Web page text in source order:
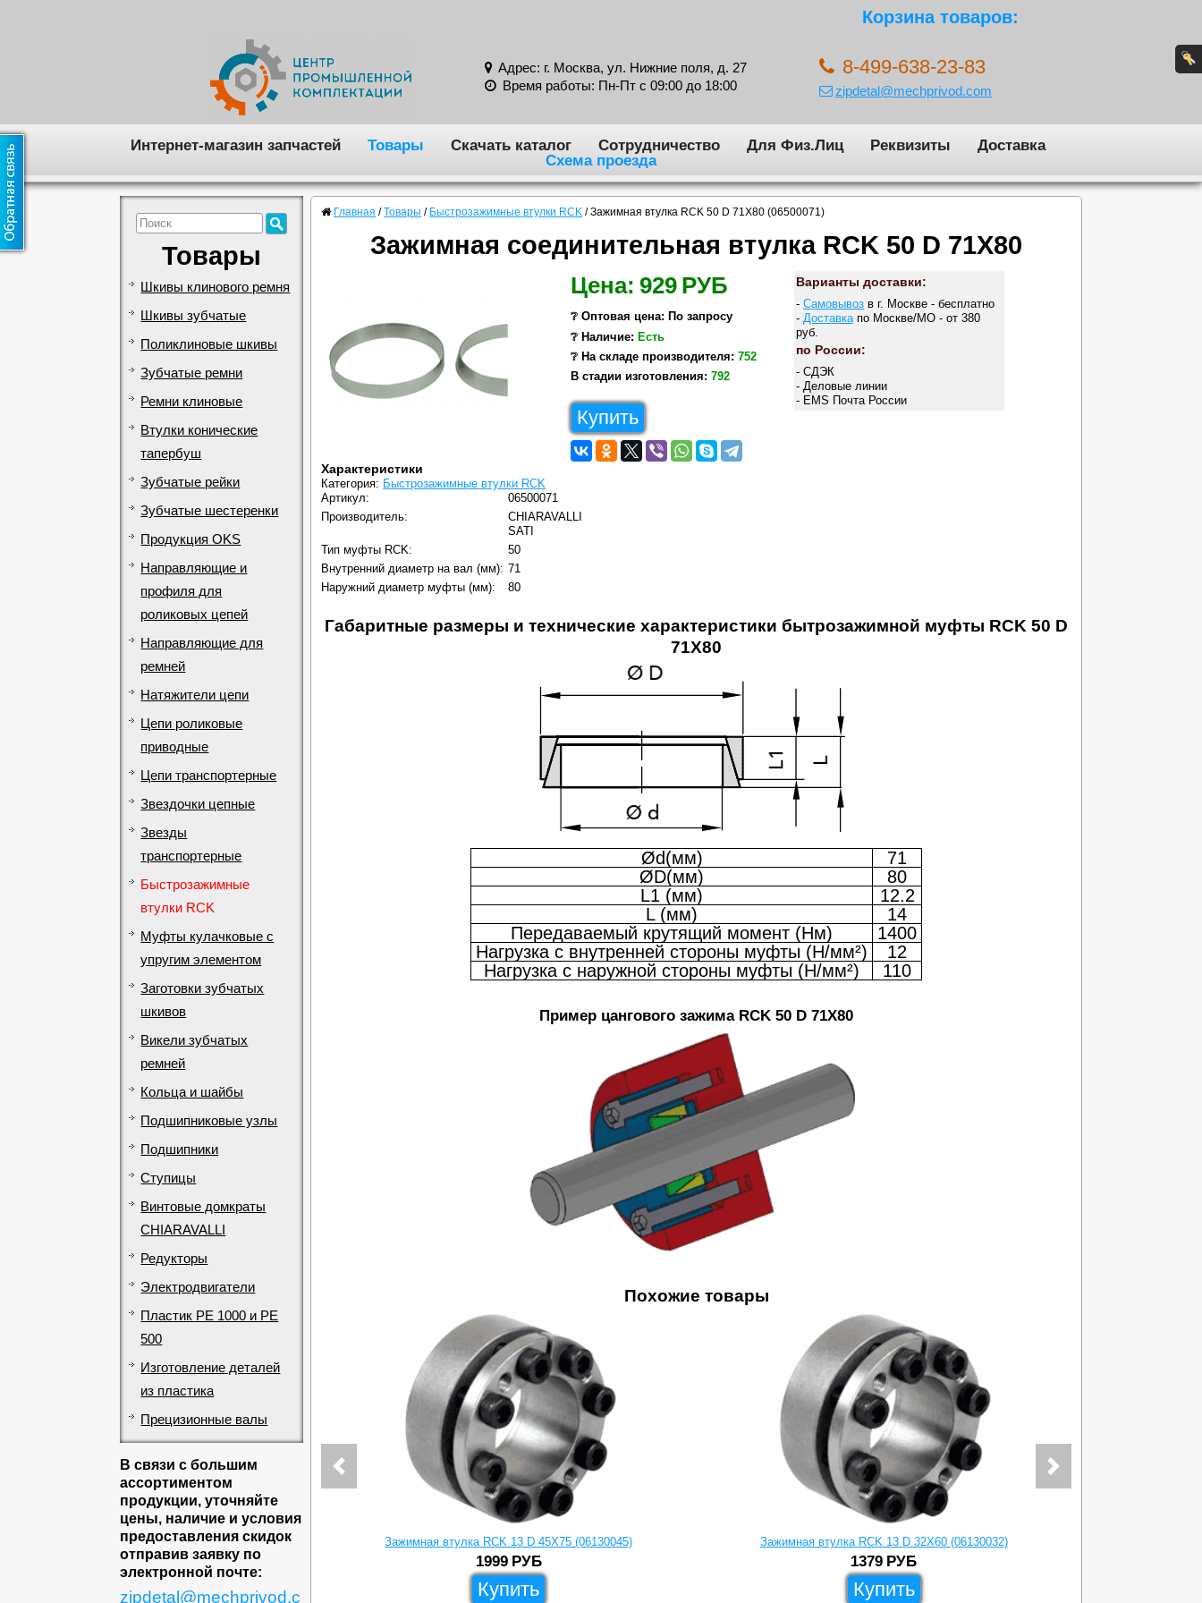
Корзина товаров:
Адрес: г. Москва, ул. Нижние поля, д. 27
Время работы: Пн-Пт с 09:00 до 18:00
8-499-638-23-83
zipdetal@mechprivod.com
Интернет-магазин запчастей Товары Скачать каталог Сотрудничество Для Физ.Лиц Реквизиты
Доставка
Схема проезда
Товары
Шкивы клинового ремня
Шкивы зубчатые
Поликлиновые шкивы
Зубчатые ремни
Ремни клиновые
Втулки конические
тапербуш
Зубчатые рейки
Зубчатые шестеренки
Продукция OKS
Направляющие и
профиля для
роликовых цепей
Направляющие для
ремней
Натяжители цепи
Цепи роликовые
приводные
Цепи транспортерные
Звездочки цепные
Звезды
транспортерные
Быстрозажимные
втулки RCK
Муфты кулачковые с
упругим элементом
Заготовки зубчатых
шкивов
Викели зубчатых
ремней
Кольца и шайбы
Подшипниковые узлы
Подшипники
Ступицы
Винтовые домкраты
CHIARAVALLI
Редукторы
Электродвигатели
Пластик PE 1000 и PE
500
Изготовление деталей
из пластика
Прецизионные валы
В связи с большим
ассортиментом
продукции, уточняйте
цены, наличие и условия
предоставления скидок
отправив заявку по
электронной почте:
zipdetal@mechprivod.c
Главная / Товары / Быстрозажимные втулки RCK / Зажимная втулка RCK 50 D 71X80 (06500071)
Зажимная соединительная втулка RCK 50 D 71X80
Цена: 929 РУБ
❔ Оптовая цена: По запросу
❔ Наличие: Есть
❔ На складе производителя: 752
В стадии изготовления: 792
Купить
Варианты доставки:
-Самовывоз в г. Москве - бесплатно
- Доставка по Москве/МО - от 380
руб.
по России:
- СДЭК
- Деловые линии
- EMS Почта России
Характеристики
Категория: Быстрозажимные втулки RCK
Артикул:
06500071
Производитель:
CHIARAVALLI
SATI
Тип муфты RCK:
50
Внутренний диаметр на вал (мм): 71
Наружний диаметр муфты (мм):
80
Габаритные размеры и технические характеристики бытрозажимной муфты RCK 50 D
71X80
Ød(мм)
71
ØD(мм)
80
L1 (мм)
12.2
L (мм)
14
Передаваемый крутящий момент (Нм)
1400
Нагрузка с внутренней стороны муфты (Н/мм²)
12
Нагрузка с наружной стороны муфты (Н/мм²)
110
Пример цангового зажима RCK 50 D 71X80
Похожие товары
Зажимная втулка RCK 13 D 45X75 (06130045)
1999 РУБ
Купить
Зажимная втулка RCK 13 D 32X60 (06130032)
1379 РУБ
Купить